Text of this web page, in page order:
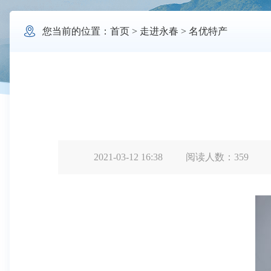
 您当前的位置： 首页> 走进永春 > 名优特产
2021-03-12 16:38 阅读人数： 359